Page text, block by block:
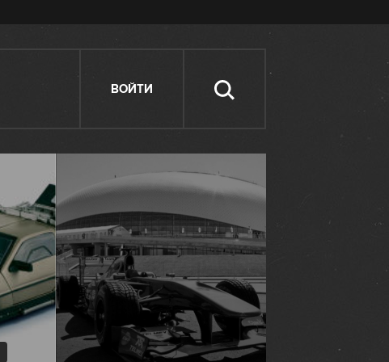
ВОЙТИ